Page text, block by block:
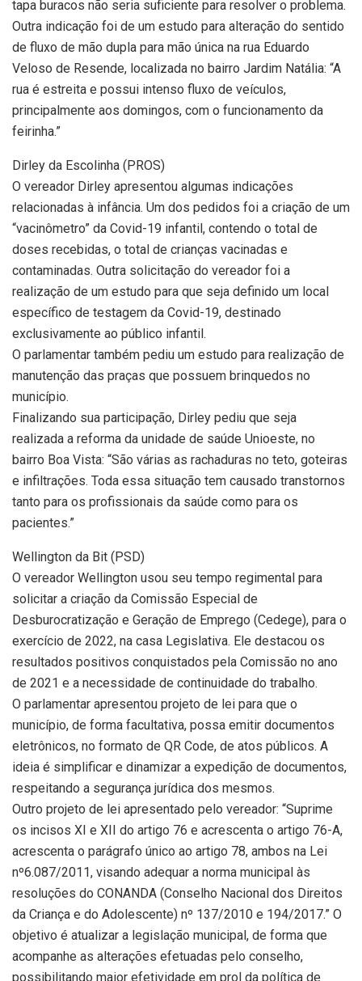
tapa buracos não seria suficiente para resolver o problema.
Outra indicação foi de um estudo para alteração do sentido
de fluxo de mão dupla para mão única na rua Eduardo
Veloso de Resende, localizada no bairro Jardim Natália: “A
rua é estreita e possui intenso fluxo de veículos,
principalmente aos domingos, com o funcionamento da
feirinha.”
Dirley da Escolinha (PROS)
O vereador Dirley apresentou algumas indicações
relacionadas à infância. Um dos pedidos foi a criação de um
“vacinômetro” da Covid-19 infantil, contendo o total de
doses recebidas, o total de crianças vacinadas e
contaminadas. Outra solicitação do vereador foi a
realização de um estudo para que seja definido um local
específico de testagem da Covid-19, destinado
exclusivamente ao público infantil.
O parlamentar também pediu um estudo para realização de
manutenção das praças que possuem brinquedos no
município.
Finalizando sua participação, Dirley pediu que seja
realizada a reforma da unidade de saúde Unioeste, no
bairro Boa Vista: “São várias as rachaduras no teto, goteiras
e infiltrações. Toda essa situação tem causado transtornos
tanto para os profissionais da saúde como para os
pacientes.”
Wellington da Bit (PSD)
O vereador Wellington usou seu tempo regimental para
solicitar a criação da Comissão Especial de
Desburocratização e Geração de Emprego (Cedege), para o
exercício de 2022, na casa Legislativa. Ele destacou os
resultados positivos conquistados pela Comissão no ano
de 2021 e a necessidade de continuidade do trabalho.
O parlamentar apresentou projeto de lei para que o
município, de forma facultativa, possa emitir documentos
eletrônicos, no formato de QR Code, de atos públicos. A
ideia é simplificar e dinamizar a expedição de documentos,
respeitando a segurança jurídica dos mesmos.
Outro projeto de lei apresentado pelo vereador: “Suprime
os incisos XI e XII do artigo 76 e acrescenta o artigo 76-A,
acrescenta o parágrafo único ao artigo 78, ambos na Lei
nº6.087/2011, visando adequar a norma municipal às
resoluções do CONANDA (Conselho Nacional dos Direitos
da Criança e do Adolescente) nº 137/2010 e 194/2017.” O
objetivo é atualizar a legislação municipal, de forma que
acompanhe as alterações efetuadas pelo conselho,
possibilitando maior efetividade em prol da política de